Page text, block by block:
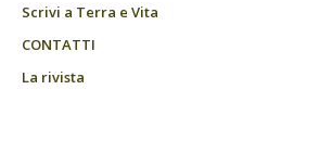
Scrivi a Terra e Vita
CONTATTI
La rivista